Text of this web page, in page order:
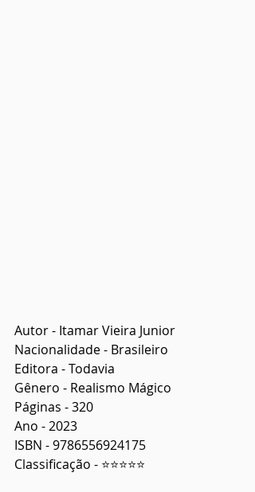
Autor - Itamar Vieira Junior
Nacionalidade - Brasileiro
Editora - Todavia
Gênero - Realismo Mágico
Páginas - 320
Ano - 2023
ISBN - 9786556924175
Classificação - ⭐⭐⭐⭐⭐